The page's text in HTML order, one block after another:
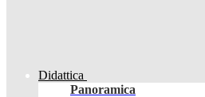
Didattica
Panoramica